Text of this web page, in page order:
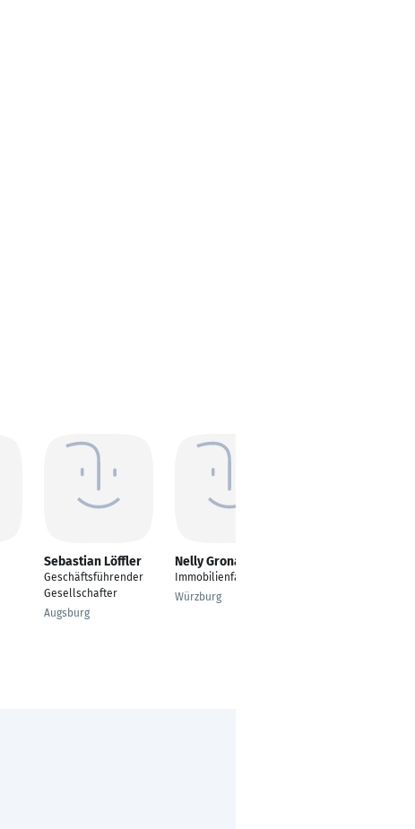
Sebastian Löffler
Geschäftsführender
Gesellschafter
Augsburg
Nelly Gronau
Immobilienfachwirtin
Würzburg